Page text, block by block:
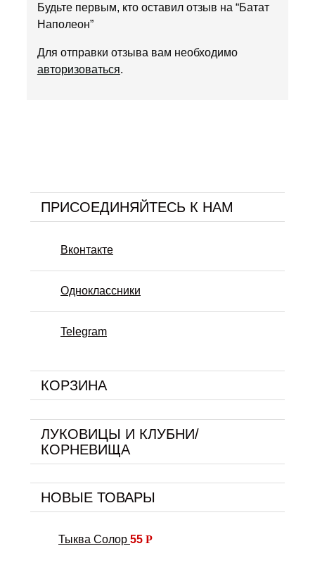
Будьте первым, кто оставил отзыв на “Батат
Наполеон”
Для отправки отзыва вам необходимо
авторизоваться.
ПРИСОЕДИНЯЙТЕСЬ К НАМ
Вконтакте
Одноклассники
Telegram
КОРЗИНА
ЛУКОВИЦЫ И КЛУБНИ/
КОРНЕВИЩА
НОВЫЕ ТОВАРЫ
Тыква Солор 55 Р